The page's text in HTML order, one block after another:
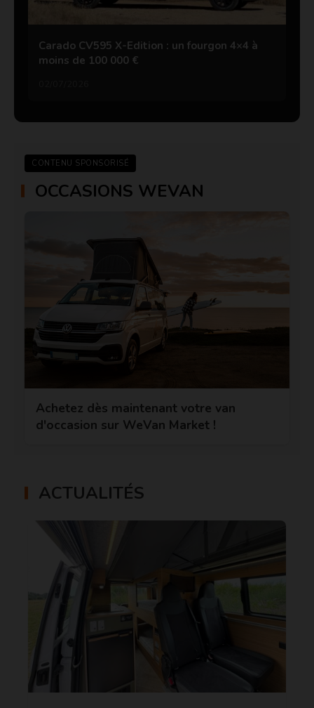
Carado CV595 X-Edition : un fourgon 4×4 à
moins de 100 000 €
CONTENU SPONSORISÉ
OCCASIONS WEVAN
Achetez dès maintenant votre van
d'occasion sur WeVan Market !
ACTUALITÉS